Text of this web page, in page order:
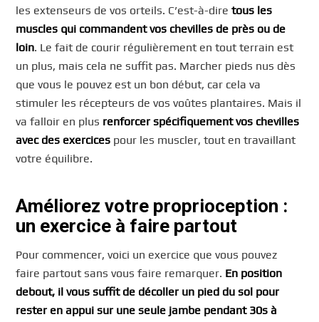
les extenseurs de vos orteils. C’est-à-diretous les
muscles qui commandent vos chevilles de près ou de
loin. Le fait de courir régulièrement en tout terrain est
un plus, mais cela ne suffit pas. Marcher pieds nus dès
que vous le pouvez est un bon début, car cela va
stimuler les récepteurs de vos voûtes plantaires. Mais il
va falloir en plus renforcer spécifiquement vos chevilles
avec des exercices pour les muscler, tout en travaillant
votre équilibre.
Améliorez votre proprioception :
un exercice à faire partout
Pour commencer, voici un exercice que vous pouvez
faire partout sans vous faire remarquer. En position
debout, il vous suffit de décoller un pied du sol pour
rester en appui sur une seule jambe pendant 30s à